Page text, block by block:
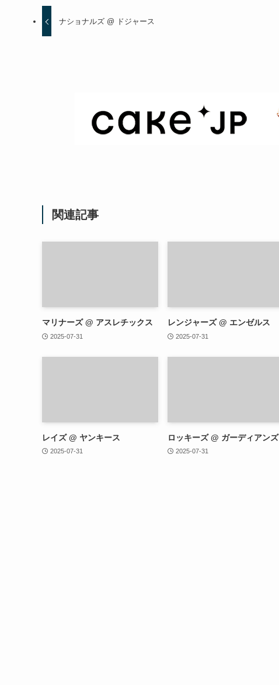
ナショナルズ @ ドジャース
関連記事
マリナーズ @ アスレチックス
2025-07-31
レンジャーズ @ エンゼルス
2025-07-31
レイズ @ ヤンキース
2025-07-31
ロッキーズ @ ガーディアンズ
2025-07-31